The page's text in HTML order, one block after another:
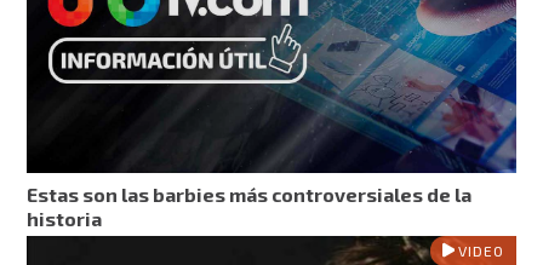
Estas son las barbies más controversiales de la
historia
VIDEO